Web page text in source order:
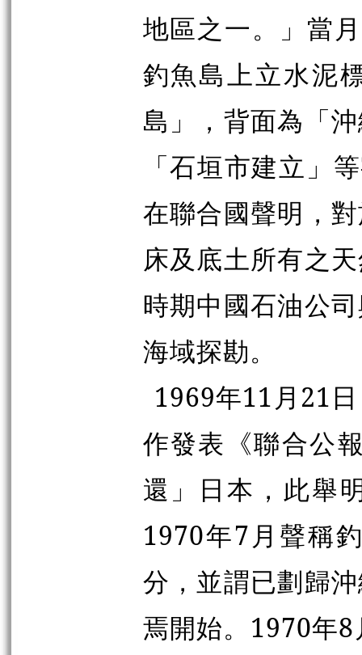
地區之一。」當
釣魚島上立水泥
島」，背面為「
「石垣市建立」
在聯合國聲明，
床及底土所有之
時期中國石油公
海域探勘。
1969年11月21
作發表《聯合公
還」日本，此舉
1970年7月聲稱
分，並謂已劃歸
焉開始。1970年